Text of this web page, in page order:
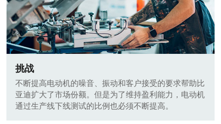
挑战
不断提高电动机的噪音、振动和客户接受的要求帮助比
亚迪扩大了市场份额。但是为了维持盈利能力，电动机
通过生产线下线测试的比例也必须不断提高。